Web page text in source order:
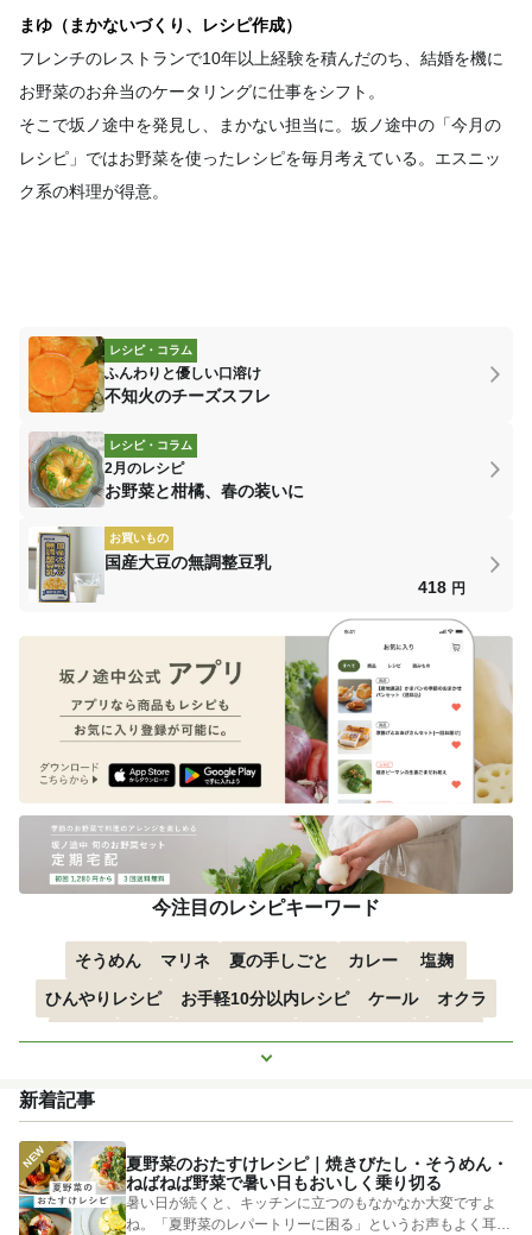
まゆ（まかないづくり、レシピ作成）
フレンチのレストランで10年以上経験を積んだのち、結婚を機に
お野菜のお弁当のケータリングに仕事をシフト。
そこで坂ノ途中を発見し、まかない担当に。坂ノ途中の「今月の
レシピ」ではお野菜を使ったレシピを毎月考えている。エスニッ
ク系の料理が得意。
レシピ・コラム
ふんわりと優しい口溶け
不知火のチーズスフレ
レシピ・コラム
2月のレシピ
お野菜と柑橘、春の装いに
お買いもの
国産大豆の無調整豆乳
418 円
今注目のレシピキーワード
そうめん マリネ 夏の手しごと カレー
塩麹
ひんやりレシピ
お手軽10分以内レシピ ケール
オクラ
空心菜
枝豆 すずかぼちゃ つるむらさき
トマト
もっと見る
新着記事
夏野菜のおたすけレシピ｜焼きびたし・そうめん・
ねばねば野菜で暑い日もおいしく乗り切る
暑い日が続くと、キッチンに立つのもなかなか大変ですよ
ね。「夏野菜のレパートリーに困る」というお声もよく耳に